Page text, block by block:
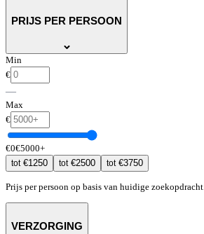
PRIJS PER PERSOON
Min
€
—
Max
€
€0€5000+
tot€1250 tot€2500 tot€3750
Prijs per persoon op basis van huidige zoekopdracht.
VERZORGING